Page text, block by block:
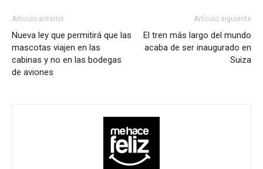
Artículo anterior
Nueva ley que permitirá que las
mascotas viajen en las
cabinas y no en las bodegas
de aviones
Artículo siguiente
El tren más largo del mundo
acaba de ser inaugurado en
Suiza